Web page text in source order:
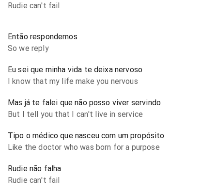
Rudie can't fail
Então respondemos
So we reply
Eu sei que minha vida te deixa nervoso
I know that my life make you nervous
Mas já te falei que não posso viver servindo
But I tell you that I can't live in service
Tipo o médico que nasceu com um propósito
Like the doctor who was born for a purpose
Rudie não falha
Rudie can't fail